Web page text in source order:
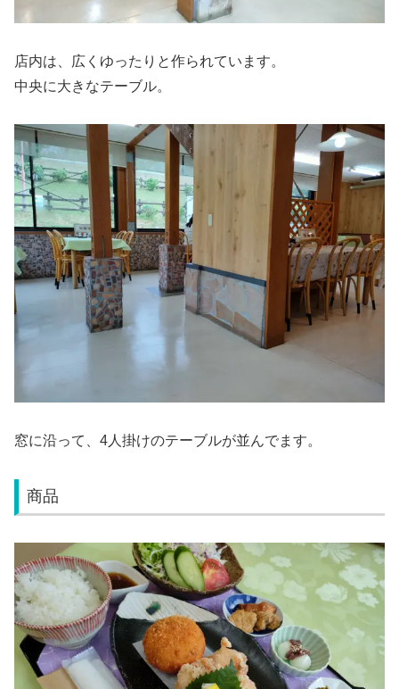
店内は、広くゆったりと作られています。
中央に大きなテーブル。
窓に沿って、4人掛けのテーブルが並んでます。
商品